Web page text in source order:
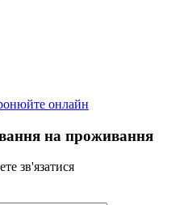
онлайн
на проживання
зв'язатися